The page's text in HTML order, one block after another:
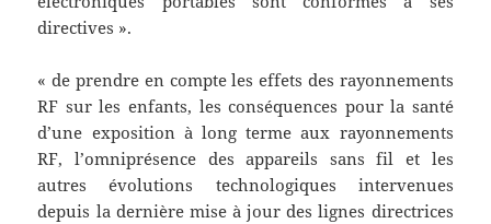
directives ».
« de prendre en compte les effets des rayonnements
RF sur les enfants, les conséquences pour la santé
d’une exposition à long terme aux rayonnements
RF, l’omniprésence des appareils sans fil et les
autres évolutions technologiques intervenues
depuis la dernière mise à jour des lignes directrices